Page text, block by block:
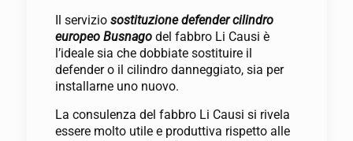
Il servizio sostituzione defender cilindro
europeo Busnagodel fabbro Li Causi è
l’ideale sia che dobbiate sostituire il
defender o il cilindro danneggiato, sia per
installarne uno nuovo.
La consulenza del fabbro Li Causi si rivela
essere molto utile e produttiva rispetto alle